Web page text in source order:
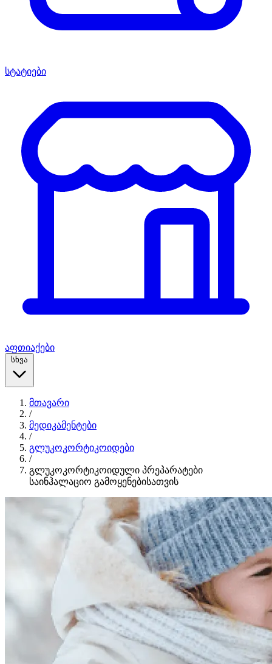
სტატიები
აფთიაქები
სხვა
მთავარი
/
მედიკამენტები
/
გლუკოკორტიკოიდები
/
გლუკოკორტიკოიდული პრეპარატები
საინჰალაციო გამოყენებისათვის